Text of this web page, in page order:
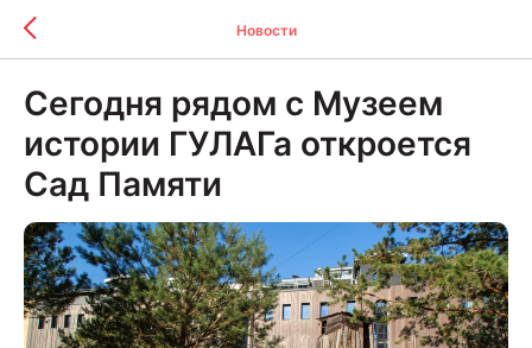
Новости
Сегодня рядом с Музеем
истории ГУЛАГа откроется
Сад Памяти